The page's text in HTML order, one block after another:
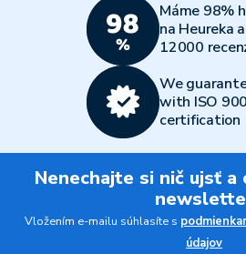
Máme 98%
na Heureka
12000
We
with ISO
certification
Nenechajte si nič ujsť a
Vložením e-mailu súhlasíte s
údajov